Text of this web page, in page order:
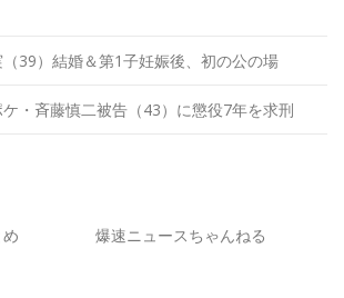
（39）結婚＆第1子妊娠後、初の公の場
ケ・斉藤慎二被告（43）に懲役7年を求刑
爆速ニュースちゃんねる